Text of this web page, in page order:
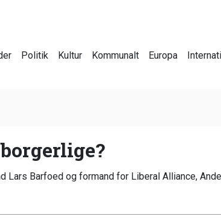
Politik Kultur Kommunalt Europa
Lars Barfoed og formand for Liberal Alliance,